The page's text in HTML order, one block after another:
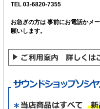
TEL 03-6820-7355
お急ぎの方は 事前にお電話かメ
願いします。